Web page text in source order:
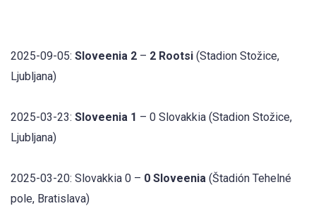
2025-09-05: Sloveenia 2 – 2 Rootsi (Stadion Stožice,
Ljubljana)
2025-03-23: Sloveenia 1 – 0 Slovakkia (Stadion Stožice,
Ljubljana)
2025-03-20: Slovakkia 0 – 0 Sloveenia (Štadión Tehelné
pole, Bratislava)